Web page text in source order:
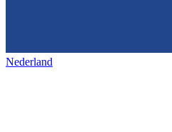
Nederland